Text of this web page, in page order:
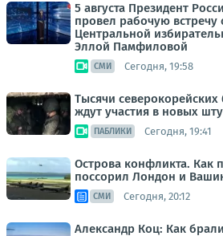
5 августа Президент
провел рабочую встречу
Центральной
Эллой Памфиловой
СМИ Сегодня, 19:58
Тысячи
ждут участия в новых
ПАБЛИКИ Сегодня, 19:41
Острова конфликта. Как
поссорил Лондон и
СМИ Сегодня, 20:12
Александр Коц: Как